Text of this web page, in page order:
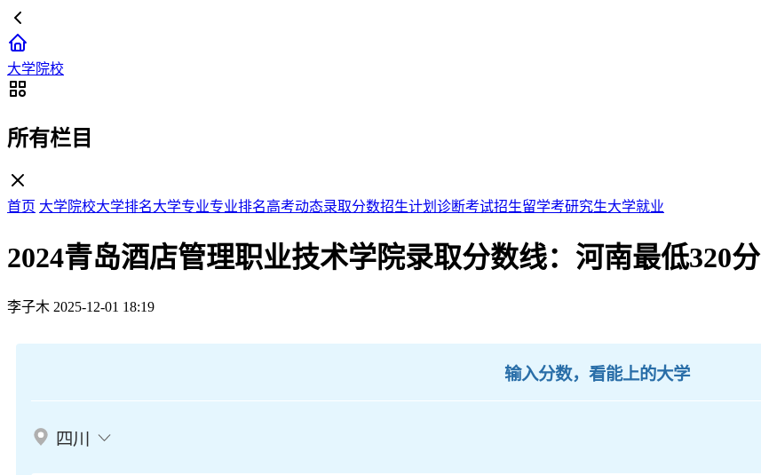
大学院校
所有栏目
首页 大学院校大学排名大学专业专业排名高考动态录取分数招生计划 诊断考试招生留学考研究生大学就业
2024青岛酒店管理职业技术学院录取分数线：河南最低320分
李子木 2025-12-01 18:19
输入分数，看能上的大学
四川